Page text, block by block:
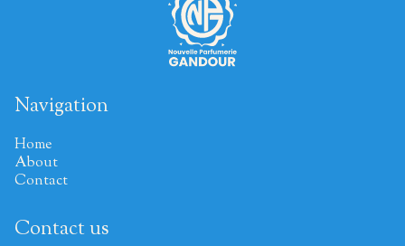
Navigation
Home
About
Contact
Contact us